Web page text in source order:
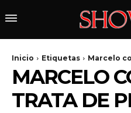
Inicio Etiquetas Marcelo
MARCELO
TRATA DE